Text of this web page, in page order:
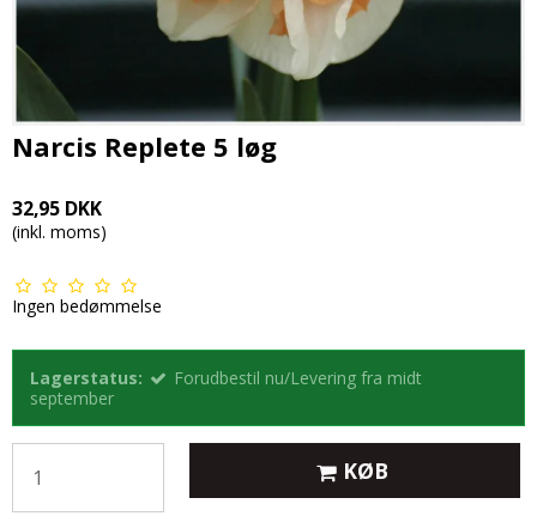
Narcis Replete 5 løg
32,95 DKK
(inkl. moms)
Ingen bedømmelse
Lagerstatus:
Forudbestil nu/Levering fra midt
september
KØB